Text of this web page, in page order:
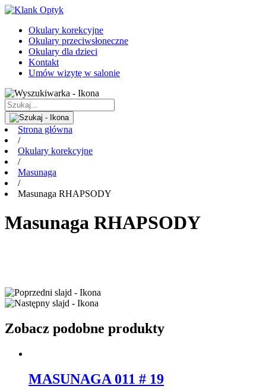
Okulary korekcyjne
Okulary przeciwsłoneczne
Okulary dla dzieci
Kontakt
Umów wizytę w salonie
Strona główna
/
Okulary korekcyjne
/
Masunaga
/
Masunaga RHAPSODY
Masunaga RHAPSODY
Zobacz podobne produkty
MASUNAGA 011 # 19